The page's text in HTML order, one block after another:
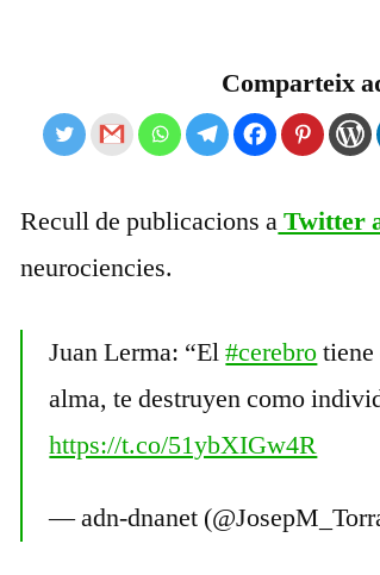
Comparteix
Recull de publicacions aTwitter
neurociencies.
Juan Lerma: “El#cerebrotiene
alma, te destruyen como
https://t.co/51ybXIGw4R
— adn-dnanet